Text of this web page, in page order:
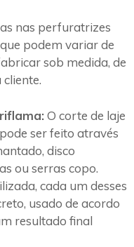
nas perfuratrizes
podem variar de
sob medida, de
O corte de laje
ser feito através
disco
ou serras copo.
cada um desses
usado de acordo
resultado final